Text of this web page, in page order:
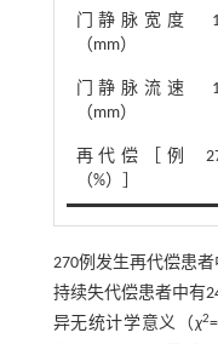
门静脉宽度
（mm）
门静脉流速
（mm）
再代偿［例
（%）］
270例发生再代偿患者
持续失代偿患者中有
异无统计学意义（χ2